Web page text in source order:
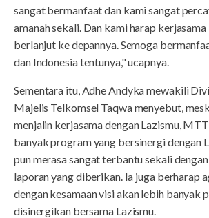
sangat bermanfaat dan kami sangat
amanah sekali. Dan kami harap
berlanjut ke depannya. Semoga
dan Indonesia tentunya," ucapnya.
Sementara itu, Adhe Andyka mewakili
Majelis Telkomsel Taqwa menyebut,
menjalin kerjasama dengan Lazismu,
banyak program yang bersinergi dengan
pun merasa sangat terbantu sekali
laporan yang diberikan. Ia juga berharap
dengan kesamaan visi akan lebih banyak
disinergikan bersama Lazismu.